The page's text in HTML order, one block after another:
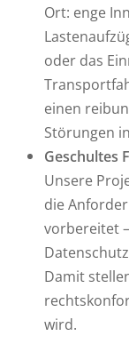
Ort: enge
oder das
einen
Störungen
Geschultes
Unsere
die
vorbereitet
Damit
wird.